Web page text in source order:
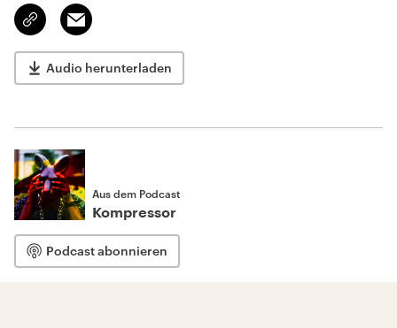
Link
kopieren/teilen
Email
Audio herunterladen
Aus dem Podcast
Kompressor
Podcast abonnieren